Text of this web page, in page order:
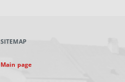
SITEMAP
Main page